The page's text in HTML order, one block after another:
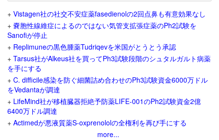
+ Vistagen社の社交不安症薬fasedienolの2回点鼻も有意効果なし
+ 嚢胞性線維症によるのではない気管支拡張症薬のPh2試験を
Sanofiが停止
+ Replimuneの黒色腫薬Tudriqevを米国がとうとう承認
+ Tarsus社がAlkeus社を買ってPh3試験段階のシュタルガルト病薬
を手にする
+ C. difficile感染を防ぐ細菌詰め合わせのPh3試験資金6000万ドル
をVedantaが調達
+ LifeMind社が移植臓器拒絶予防薬LIFE-001のPh2試験資金2億
6400万ドル調達
+ Actimedが悪液質薬S-oxprenololの全権利を再び手にする
more...